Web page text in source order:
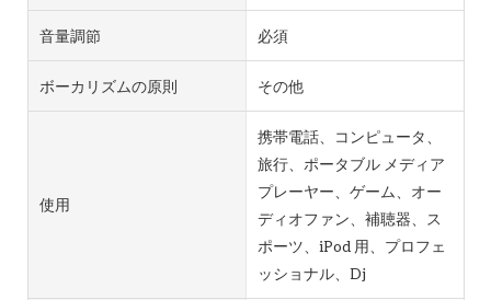
音量調節 必須
ボーカリズムの原則 その他
使用
携帯電話、コンピュータ、
旅行、ポータブル メディア
プレーヤー、ゲーム、オー
ディオファン、補聴器、ス
ポーツ、iPod 用、プロフェ
ッショナル、Dj